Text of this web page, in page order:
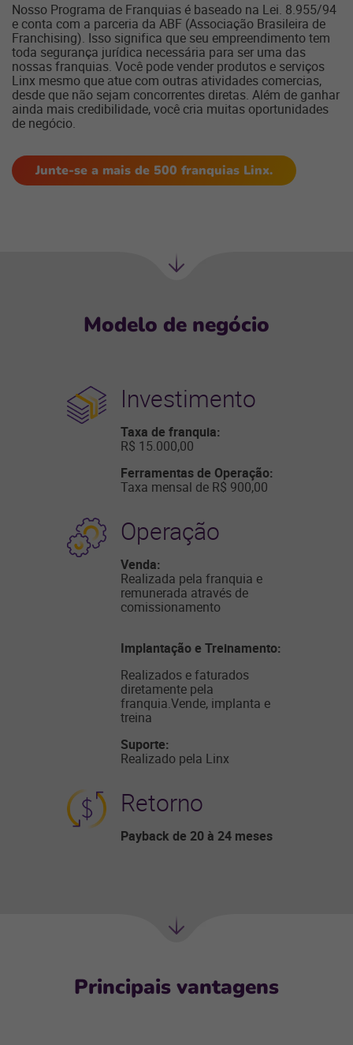
Nosso Programa de Franquias é baseado na Lei. 8.955/94
e conta com a parceria da ABF (Associação Brasileira de
Franchising). Isso significa que seu empreendimento tem
toda segurança jurídica necessária para ser uma das
nossas franquias. Você pode vender produtos e serviços
Linx mesmo que atue com outras atividades comercias,
desde que não sejam concorrentes diretas. Além de ganhar
ainda mais credibilidade, você cria muitas oportunidades
de negócio.
Junte-se a mais de 500 franquias Linx.
Modelo de negócio
Investimento
Taxa de franquia:
R$ 15.000,00
Ferramentas de Operação:
Taxa mensal de R$ 900,00
Operação
Venda:
Realizada pela franquia e
remunerada através de
comissionamento
Implantação e Treinamento:
Realizados e faturados
diretamente pela
franquia.Vende, implanta e
treina
Suporte:
Realizado pela Linx
Retorno
Payback de 20 à 24 meses
Principais vantagens